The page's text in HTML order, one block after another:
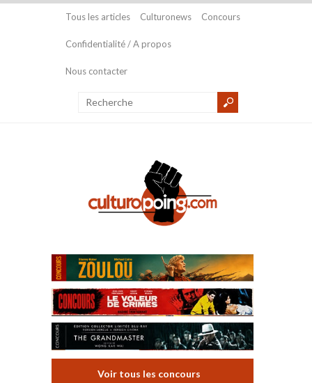
Tous les articles Culturonews Concours
Confidentialité / A propos
Nous contacter
Voir tous les concours